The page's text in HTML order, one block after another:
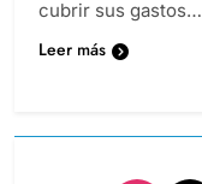
cubrir sus gastos…
Leer más